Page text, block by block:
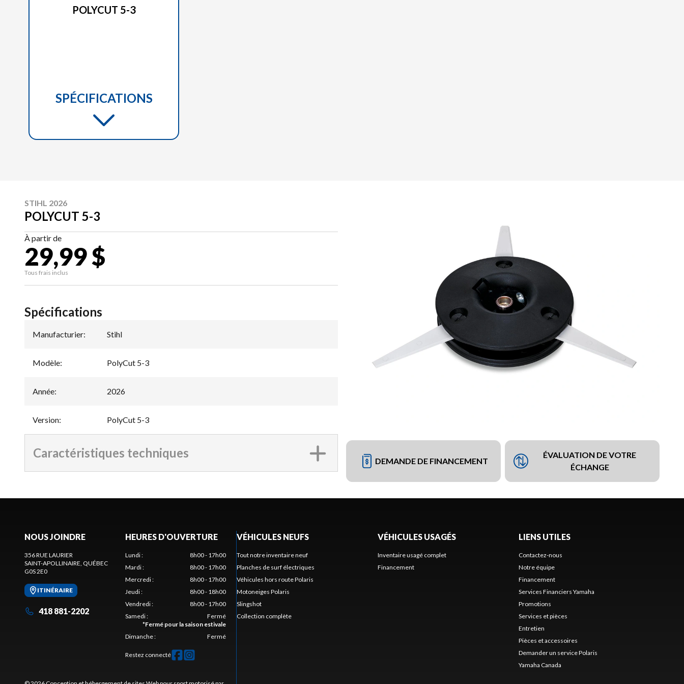
POLYCUT 5-3
SPÉCIFICATIONS
STIHL 2026
POLYCUT 5-3
À partir de
29,99 $
Tous frais inclus
DEMANDE DE FINANCEMENT
ÉVALUATION DE VOTRE
ÉCHANGE
Spécifications
Manufacturier: Stihl
Modèle: PolyCut 5-3
Année: 2026
Version: PolyCut 5-3
Caractéristiques techniques
NOUS JOINDRE
356 RUE LAURIER
SAINT-APOLLINAIRE, QUÉBEC
G0S 2E0
ITINÉRAIRE
418 881-2202
HEURES D'OUVERTURE
Lundi:
8h00 - 17h00
Mardi:
8h00 - 17h00
Mercredi:
8h00 - 17h00
Jeudi:
8h00 - 18h00
Vendredi:
8h00 - 17h00
Samedi:
Fermé
*Fermé pour la saison estivale
Dimanche: Fermé
Restez connecté
VÉHICULES NEUFS
Tout notre inventaire neuf
Planches de surf électriques
Véhicules hors route Polaris
Motoneiges Polaris
Slingshot
Collection complète
VÉHICULES USAGÉS
Inventaire usagé complet
Financement
LIENS UTILES
Contactez-nous
Notre équipe
Financement
Services Financiers Yamaha
Promotions
Services et pièces
Entretien
Pièces et accessoires
Demander un service Polaris
Yamaha Canada